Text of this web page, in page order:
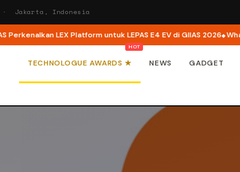
Jakarta, Indonesia
LEX Platform untuk LEPAS E4 EV di GIIAS 2026
TECHNOLOGUE AWARDS ★ NEWS GADGET